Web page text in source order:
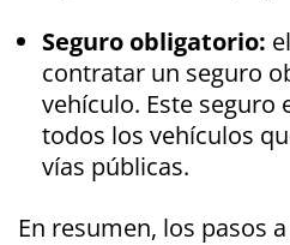
Seguro obligatorio:
contratar un seguro
vehículo. Este seguro
todos los vehículos
vías públicas.
En resumen, los pasos